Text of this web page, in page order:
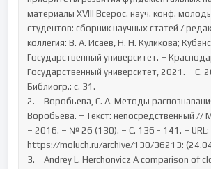
материалы XVIII Всерос. науч. конф.
студентов: сборник научных статей /
коллегия: В. А. Исаев, Н. Н. Куликова;
Государственный университет. –
Государственный университет, 2021. – C.
Библиогр.: c. 31.
2.	Воробьева, С. А. Методы распознавания речи / С. А.
Воробьева. – Текст: непосредственный //
– 2016. – № 26 (130). – С. 136 - 141. – URL:
https://moluch.ru/archive/130/36213:
3.	Andrey L. Herchonvicz A comparison of cloud-based